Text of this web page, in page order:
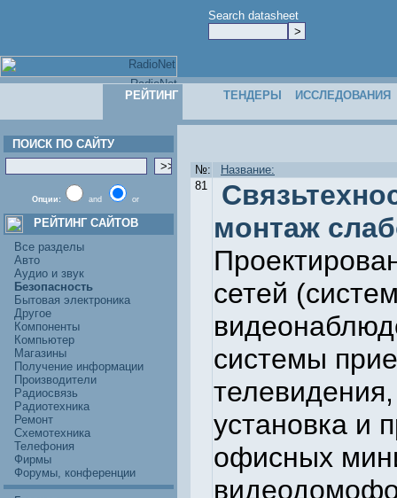
Search datasheet
РЕЙТИНГ ТЕНДЕРЫ ИССЛЕДОВАНИЯ
ПОИСК ПО САЙТУ
Опции: and or
РЕЙТИНГ САЙТОВ
Все разделы
Авто
Аудио и звук
Безопасность
Бытовая электроника
Другое
Компоненты
Компьютер
Магазины
Получение информации
Производители
Радиосвязь
Радиотехника
Ремонт
Схемотехника
Телефония
Фирмы
Форумы, конференции
№:
Название:
81
монтаж
сетей
системы
установка и
офисных